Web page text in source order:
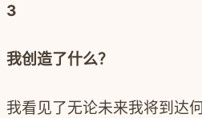
3
我创造了什么？
我看见了无论未来我将到达